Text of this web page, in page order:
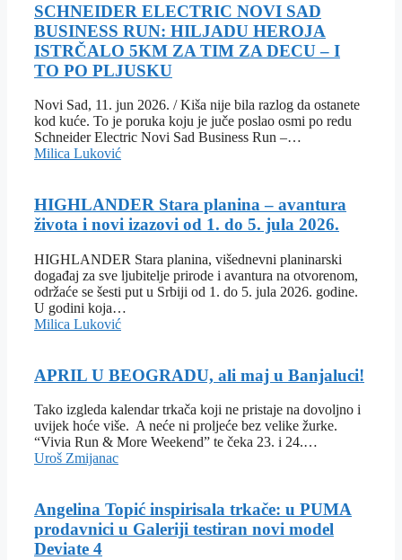
SCHNEIDER ELECTRIC NOVI SAD
BUSINESS RUN: HILJADU HEROJA
ISTRČALO 5KM ZA TIM ZA DECU – I
TO PO PLJUSKU
Novi Sad, 11. jun 2026. / Kiša nije bila razlog da ostanete
kod kuće. To je poruka koju je juče poslao osmi po redu
Schneider Electric Novi Sad Business Run –…
Milica Luković
HIGHLANDER Stara planina – avantura
života i novi izazovi od 1. do 5. jula 2026.
HIGHLANDER Stara planina, višednevni planinarski
događaj za sve ljubitelje prirode i avantura na otvorenom,
održaće se šesti put u Srbiji od 1. do 5. jula 2026. godine.
U godini koja…
Milica Luković
APRIL U BEOGRADU, ali maj u Banjaluci!
Tako izgleda kalendar trkača koji ne pristaje na dovoljno i
uvijek hoće više. A neće ni proljeće bez velike žurke.
“Vivia Run & More Weekend” te čeka 23. i 24.…
Uroš Zmijanac
Angelina Topić inspirisala trkače: u PUMA
prodavnici u Galeriji testiran novi model
Deviate 4